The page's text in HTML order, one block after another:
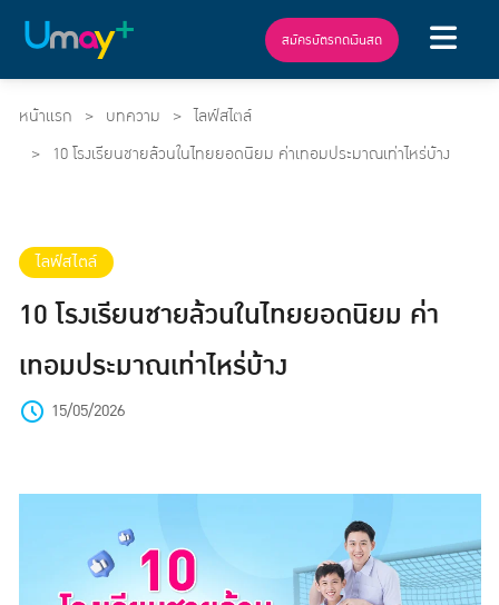
สมัครบัตรกดเงินสด
หน้าแรก บทความ
ไลฟ์สไตล์
10 โรงเรียนชายล้วนในไทยยอดนิยม ค่าเทอมประมาณเท่าไหร่บ้าง
ไลฟ์สไตล์
10 โรงเรียนชายล้วนในไทยยอดนิยม ค่า
เทอมประมาณเท่าไหร่บ้าง
15/05/2026